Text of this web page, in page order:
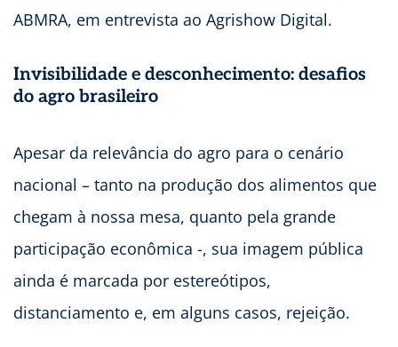
ABMRA, em entrevista ao Agrishow Digital.
Invisibilidade e desconhecimento: desafios
do agro brasileiro
Apesar da relevância do agro para o cenário
nacional – tanto na produção dos alimentos que
chegam à nossa mesa, quanto pela grande
participação econômica -, sua imagem pública
ainda é marcada por estereótipos,
distanciamento e, em alguns casos, rejeição.